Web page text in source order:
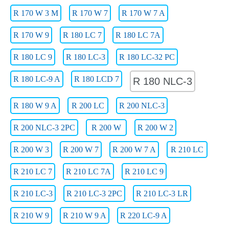
R 170 W 3 M R 170 W 7 R 170 W 7 A
R 170 W 9 R 180 LC 7 R 180 LC 7A
R 180 LC 9 R 180 LC-3 R 180 LC-32 PC
R 180 LC-9 A R 180 LCD 7 R 180 NLC-3
R 180 W 9 A R 200 LC R 200 NLC-3
R 200 NLC-3 2PC R 200 W R 200 W 2
R 200 W 3 R 200 W 7 R 200 W 7 A R 210 LC
R 210 LC 7 R 210 LC 7A R 210 LC 9
R 210 LC-3 R 210 LC-3 2PC R 210 LC-3 LR
R 210 W 9 R 210 W 9 A R 220 LC-9 A